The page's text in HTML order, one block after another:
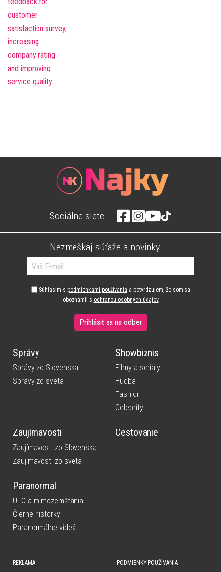
Sociálne siete
Nezmeškaj súťaže a novinky
Súhlasím s podmienkami používania a potvrdzujem, že som sa
oboznámil s ochranou osobných údajov
Prihlásiť sa na odber
Správy
Správy zo Slovenska
Správy zo sveta
Showbiznis
Filmy a seriály
Hudba
Fashion
Celebrity
Zaujímavosti
Zaujímavosti zo Slovenska
Zaujímavosti zo sveta
Cestovanie
Paranormal
UFO a mimozemštania
Čierne historky
Paranormálne videá
REKLAMA PODMIENKY POUŽÍVANIA